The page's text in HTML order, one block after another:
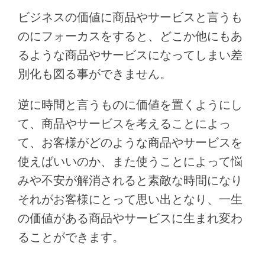
ビジネスの価値に商品やサービスと言うも
のにフォーカスをすると、どこか他にもあ
るような商品やサービスになってしまい差
別化も図る事ができません。
逆に時間と言うものに価値を置くようにし
て、商品やサービスを考えることによっ
て、お客様がどのような商品やサービスを
使えばいいのか、また使うことによって悩
みや不安が解消されると素敵な時間になり
それがお客様にとって思い出となり、一生
の価値がある商品やサービスに生まれ変わ
ることができます。